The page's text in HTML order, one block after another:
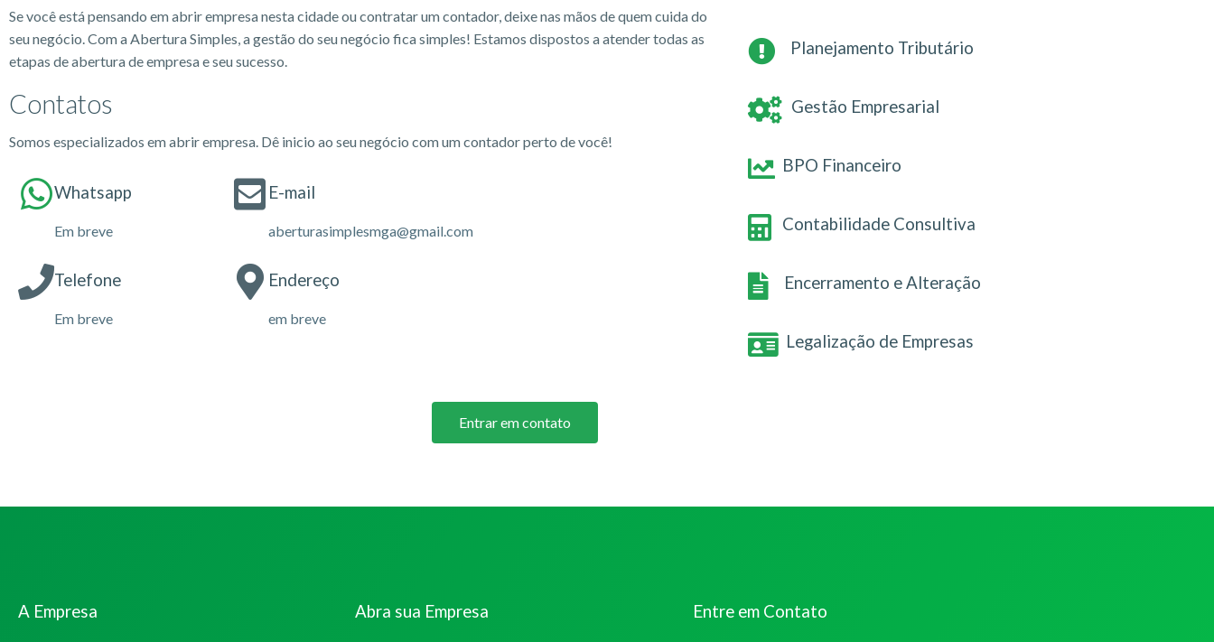
Se você está pensando em abrir empresa nesta cidade ou contratar um contador, deixe nas mãos de quem cuida do
seu negócio. Com a Abertura Simples, a gestão do seu negócio fica simples! Estamos dispostos a atender todas as
etapas de abertura de empresa e seu sucesso.
Contatos
Somos especializados em abrir empresa. Dê inicio ao seu negócio com um contador perto de você!
Whatsapp
Em breve
Telefone
Em breve
E-mail
aberturasimplesmga@gmail.com
Endereço
em breve
Planejamento Tributário
Gestão Empresarial
BPO Financeiro
Contabilidade Consultiva
Encerramento e Alteração
Legalização de Empresas
Entrar em contato
A Empresa Abra sua Empresa Entre em Contato